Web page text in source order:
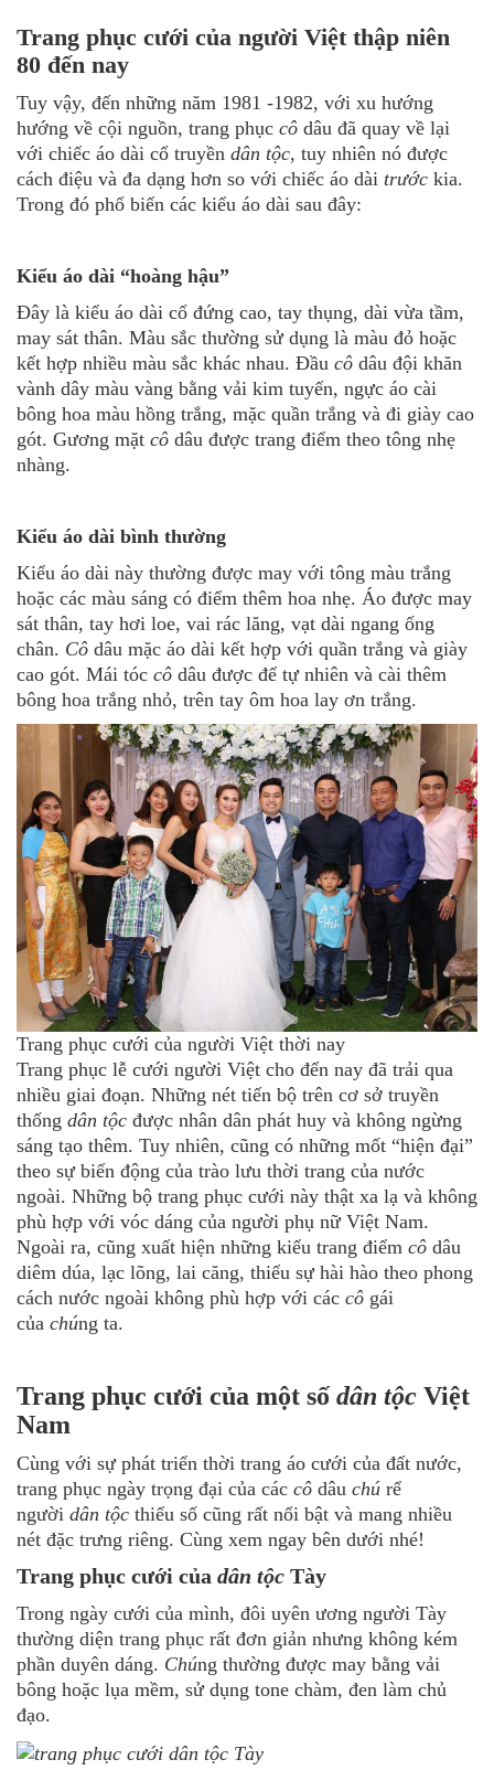
Trang phục cưới của người Việt thập niên
80 đến nay
Tuy vậy, đến những năm 1981 -1982, với xu hướng
hướng về cội nguồn, trang phục cô dâu đã quay về lại
với chiếc áo dài cổ truyền dân tộc, tuy nhiên nó được
cách điệu và đa dạng hơn so với chiếc áo dài trước kia.
Trong đó phổ biến các kiểu áo dài sau đây:
Kiểu áo dài “hoàng hậu”
Đây là kiểu áo dài cổ đứng cao, tay thụng, dài vừa tầm,
may sát thân. Màu sắc thường sử dụng là màu đỏ hoặc
kết hợp nhiều màu sắc khác nhau. Đầu cô dâu đội khăn
vành dây màu vàng bằng vải kim tuyến, ngực áo cài
bông hoa màu hồng trắng, mặc quần trắng và đi giày cao
gót. Gương mặt cô dâu được trang điểm theo tông nhẹ
nhàng.
Kiểu áo dài bình thường
Kiểu áo dài này thường được may với tông màu trắng
hoặc các màu sáng có điểm thêm hoa nhẹ. Áo được may
sát thân, tay hơi loe, vai rác lăng, vạt dài ngang ống
chân. Cô dâu mặc áo dài kết hợp với quần trắng và giày
cao gót. Mái tóc cô dâu được để tự nhiên và cài thêm
bông hoa trắng nhỏ, trên tay ôm hoa lay ơn trắng.
Trang phục cưới của người Việt thời nay
Trang phục lễ cưới người Việt cho đến nay đã trải qua
nhiều giai đoạn. Những nét tiến bộ trên cơ sở truyền
thống dân tộc được nhân dân phát huy và không ngừng
sáng tạo thêm. Tuy nhiên, cũng có những mốt “hiện đại”
theo sự biến động của trào lưu thời trang của nước
ngoài. Những bộ trang phục cưới này thật xa lạ và không
phù hợp với vóc dáng của người phụ nữ Việt Nam.
Ngoài ra, cũng xuất hiện những kiểu trang điểm cô dâu
diêm dúa, lạc lõng, lai căng, thiếu sự hài hào theo phong
cách nước ngoài không phù hợp với các cô gái
của chúng ta.
Trang phục cưới của một số dân tộc Việt
Nam
Cùng với sự phát triển thời trang áo cưới của đất nước,
trang phục ngày trọng đại của các cô dâu chú rể
người dân tộc thiểu số cũng rất nổi bật và mang nhiều
nét đặc trưng riêng. Cùng xem ngay bên dưới nhé!
Trang phục cưới của dân tộc Tày
Trong ngày cưới của mình, đôi uyên ương người Tày
thường diện trang phục rất đơn giản nhưng không kém
phần duyên dáng. Chúng thường được may bằng vải
bông hoặc lụa mềm, sử dụng tone chàm, đen làm chủ
đạo.